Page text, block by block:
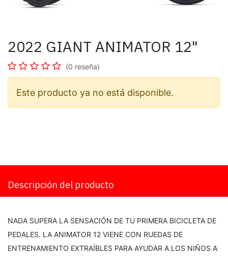
2022 GIANT ANIMATOR 12"
(0 reseña)
Este producto ya no está disponible.
Descripción del producto
NADA SUPERA LA SENSACIÓN DE TU PRIMERA BICICLETA DE
PEDALES. LA ANIMATOR 12 VIENE CON RUEDAS DE
ENTRENAMIENTO EXTRAÍBLES PARA AYUDAR A LOS NIÑOS A